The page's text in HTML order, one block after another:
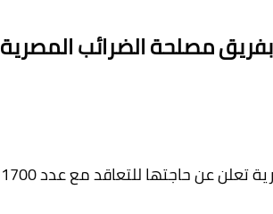
مصلحة الضرائب المصرية
مع عدد 1700 مأمور ضرائب على مستوى جميع محافظات الجمهورية .